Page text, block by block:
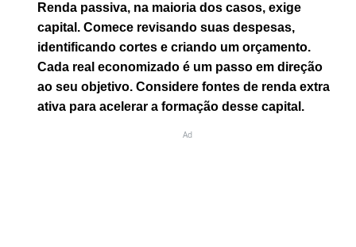
Renda passiva, na maioria dos casos, exige
capital. Comece revisando suas despesas,
identificando cortes e criando um orçamento.
Cada real economizado é um passo em direção
ao seu objetivo. Considere fontes de renda extra
ativa para acelerar a formação desse capital.
Ad